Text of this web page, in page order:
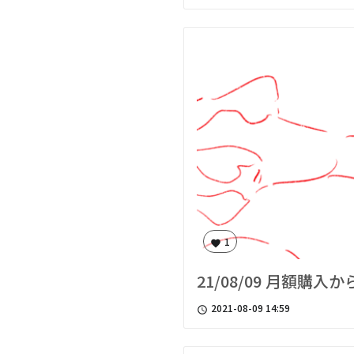
favorite 1
21/08/09 月額購入か
access_time 2021-08-09 14:59